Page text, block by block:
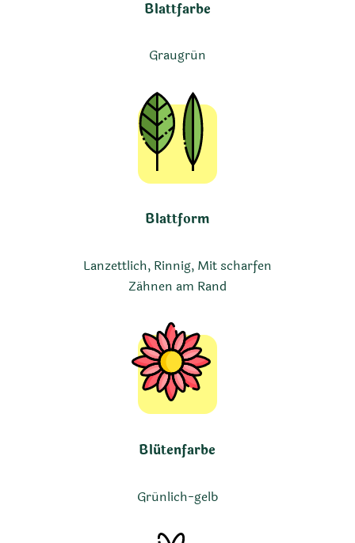
Blattfarbe
Graugrün
Blattform
Lanzettlich, Rinnig, Mit scharfen
Zähnen am Rand
Blütenfarbe
Grünlich-gelb